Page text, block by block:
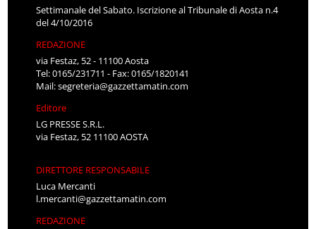
Settimanale del Sabato. Iscrizione al Tribunale di Aosta n.4
del 4/10/2016
REDAZIONE
via Festaz, 52 - 11100 Aosta
Tel: 0165/231711 - Fax: 0165/1820141
Mail:segreteria@gazzettamatin.com
Editore
LG PRESSE S.R.L.
via Festaz, 52 11100 AOSTA
DIRETTORE RESPONSABILE
Luca Mercanti
l.mercanti@gazzettamatin.com
REDAZIONE